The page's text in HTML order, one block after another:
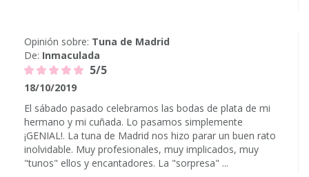
Opinión sobre: Tuna de Madrid
De: Inmaculada
5/5
18/10/2019
El sábado pasado celebramos las bodas de plata de mi
hermano y mi cuñada. Lo pasamos simplemente
¡GENIAL!. La tuna de Madrid nos hizo parar un buen rato
inolvidable. Muy profesionales, muy implicados, muy
"tunos" ellos y encantadores. La "sorpresa" ...